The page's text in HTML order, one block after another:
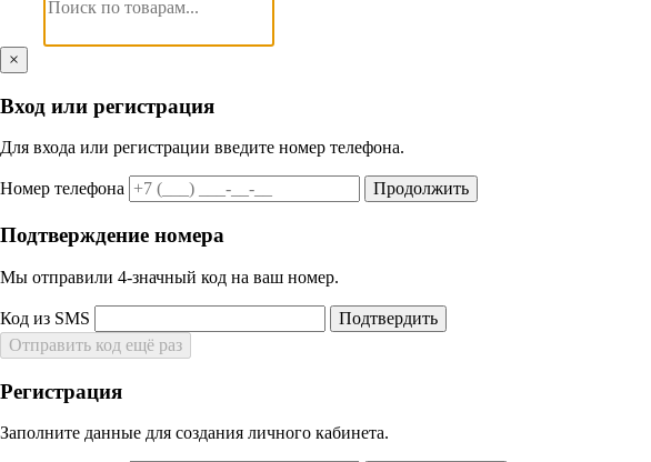
×
Вход или регистрация
Для входа или регистрации введите номер телефона.
Номер телефона Продолжить
Подтверждение номера
Мы отправили 4‑значный код на ваш номер.
Код из SMS
Подтвердить
Отправить код ещё раз
Регистрация
Заполните данные для создания личного кабинета.